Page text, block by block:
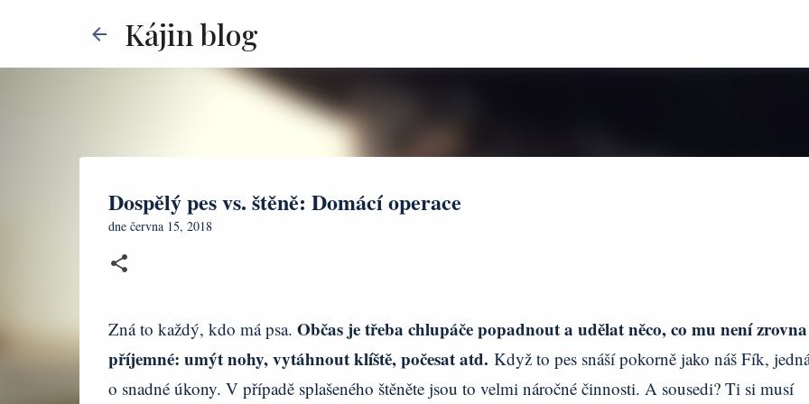
Kájin blog
Dospělý pes vs. štěně: Domácí operace
dne června 15, 2018
Zná to každý, kdo má psa. Občas je třeba chlupáče popadnout a udělat něco, co mu není zrovna
příjemné: umýt nohy, vytáhnout klíště, počesat atd. Když to pes snáší pokorně jako náš Fík,
o snadné úkony. V případě splašeného štěněte jsou to velmi náročné činnosti. A sousedi? Ti si musí